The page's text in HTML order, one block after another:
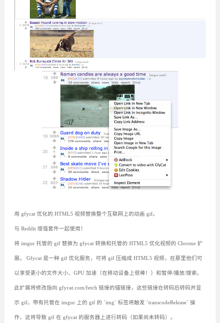
用 gfycat 优化的 HTML5 视频替换整个互联网上的动画 gif。
与 Reddit 增强套件一起使用！
将 imgur 托管的 gif 替换为 gfycat 转换和托管的 HTML5 优化视频的 Chrome 扩
展。 Gfycat 是一种 gif 优化服务，可将 gif 压缩成 HTML5 视频，在那里他们可
以享受更小的文件大小、GPU 加速（在移动设备上很棒！）和暂停/播放/搜索。
此扩展将修改指向 gfycat.com/fetch 链接的锚链接，这些链接在转码后转码并显
示 gif。带有托管在 imgur 上的 gif 的 `img` 标签将触发 `transcodeRelease` 操
作，这将导致 gif 在 gfycat 的服务器上进行转码（如果尚未转码）。